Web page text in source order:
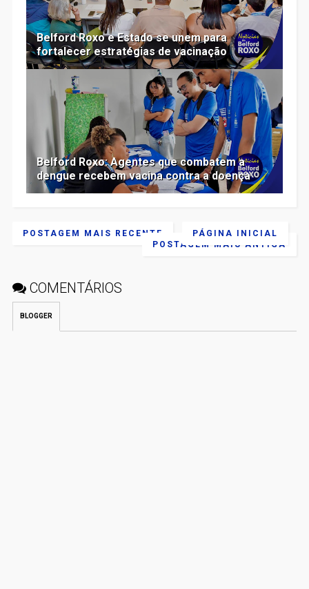
Belford Roxo e Estado se unem para
fortalecer estratégias de vacinação
Belford Roxo: Agentes que combatem a
dengue recebem vacina contra a doença
POSTAGEM MAIS RECENTE
POSTAGEM MAIS ANTIGA
PÁGINA INICIAL
COMENTÁRIOS
BLOGGER